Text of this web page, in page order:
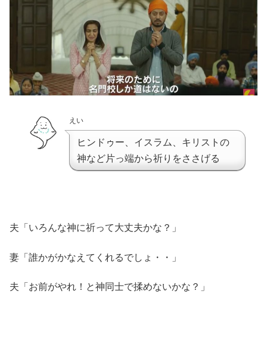
えい
ヒンドゥー、イスラム、キリストの
神など片っ端から祈りをささげる
夫「いろんな神に祈って大丈夫かな？」
妻「誰かがかなえてくれるでしょ・・」
夫「お前がやれ！と神同士で揉めないかな？」